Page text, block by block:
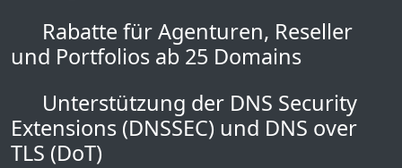
Rabatte für Agenturen, Reseller
und Portfolios ab 25 Domains
Unterstützung der DNS Security
Extensions (DNSSEC) und DNS over
TLS (DoT)